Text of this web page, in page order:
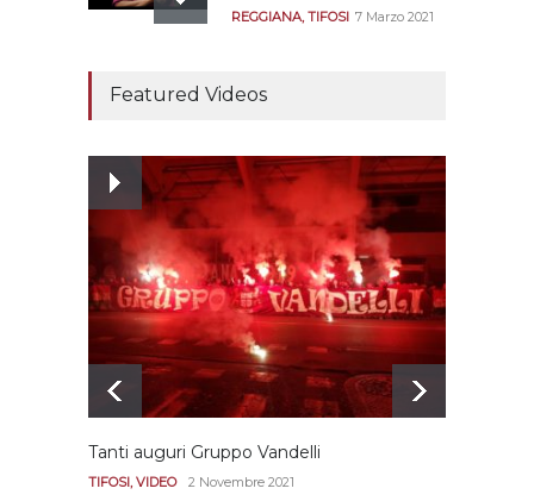
REGGIANA,TIFOSI 7 Marzo 2021
assistere agli allenamenti
Ecco le prove
dell’incongruenza delle
due sentenze
REGGIANA 15 Aprile 2021
Featured Videos
Tanti auguri Gruppo Vandelli
TIFOSI,VIDEO 2 Novembre 2021